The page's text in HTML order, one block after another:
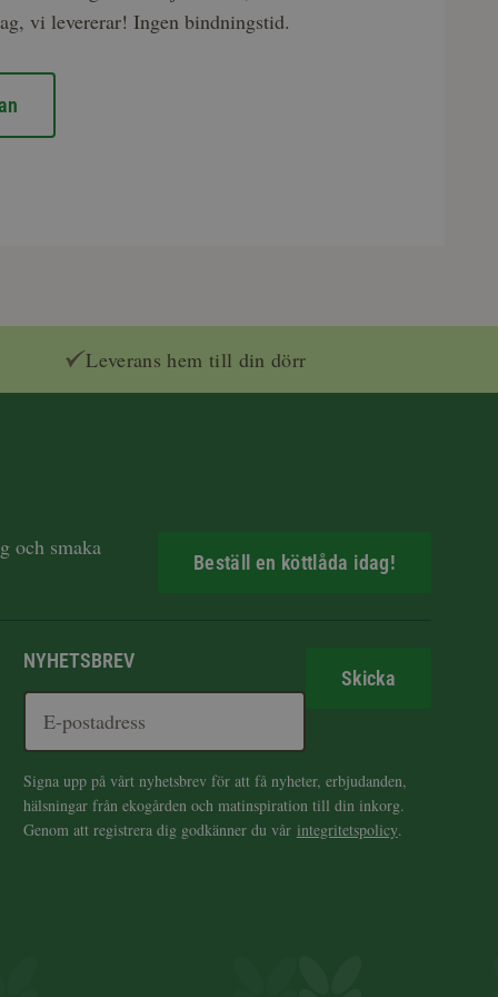
vi levererar! Ingen bindningstid.
Leverans hem till din dörr
och smaka
Beställ en köttlåda idag!
NYHETSBREV
Skicka
Signa upp på vårt nyhetsbrev för att få nyheter, erbjudanden,
hälsningar från ekogården och matinspiration till din inkorg.
Genom att registrera dig godkänner du vår integritetspolicy.